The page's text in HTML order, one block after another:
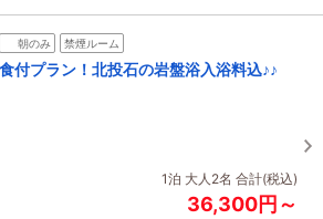
朝のみ 禁煙ルーム
付プラン！北投石の岩盤浴入浴料込♪♪
1泊 大人2名 合計(税込)
36,300円～